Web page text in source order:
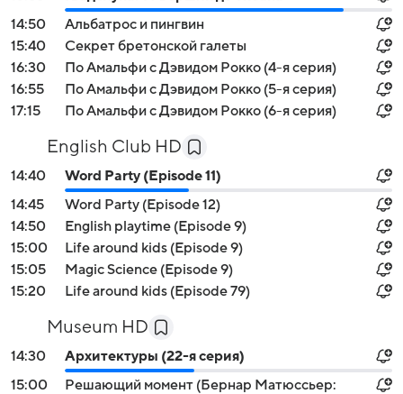
14:50
Альбатрос и пингвин
15:40
Секрет бретонской галеты
16:30
По Амальфи с Дэвидом Рокко (4-я серия)
16:55
По Амальфи с Дэвидом Рокко (5-я серия)
17:15
По Амальфи с Дэвидом Рокко (6-я серия)
English Club HD
14:40
Word Party (Episode 11)
14:45
Word Party (Episode 12)
14:50
English playtime (Episode 9)
15:00
Life around kids (Episode 9)
15:05
Magic Science (Episode 9)
15:20
Life around kids (Episode 79)
Museum HD
14:30
Архитектуры (22-я серия)
15:00
Решающий момент (Бернар Матюссьер: